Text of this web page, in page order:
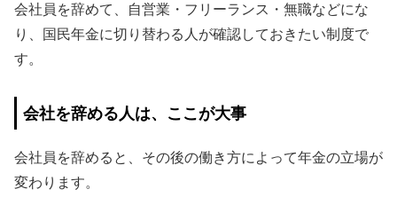
会社員を辞めて、自営業・フリーランス・無職などにな
り、国民年金に切り替わる人が確認しておきたい制度で
す。
会社を辞める人は、ここが大事
会社員を辞めると、その後の働き方によって年金の立場が
変わります。